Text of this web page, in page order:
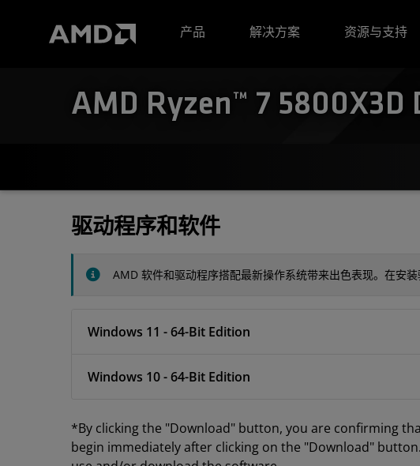
产品
解决方案 资源与支持
AMD Ryzen™ 7
驱动程序和软件
AMD 软件和驱动程序搭配最新操作系统带来出色表现。在安装
Windows 11 - 64-Bit Edition
Windows 10 - 64-Bit Edition
*By clicking the "Download" button, you are confirming
begin immediately after clicking on the "Download"